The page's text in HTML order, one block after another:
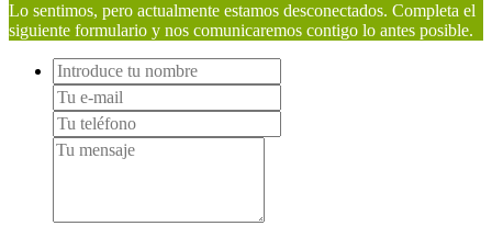
Lo sentimos, pero actualmente estamos desconectados. Completa el
siguiente formulario y nos comunicaremos contigo lo antes posible.